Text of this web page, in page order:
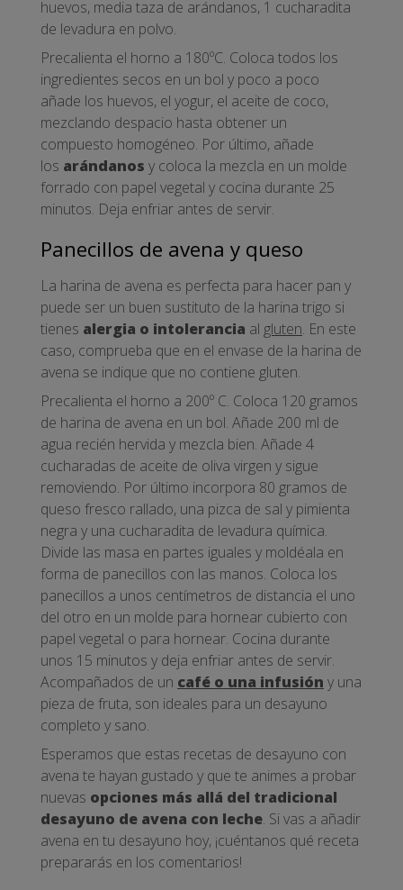
huevos, media taza de arándanos, 1 cucharadita
de levadura en polvo.
Precalienta el horno a 180ºC. Coloca todos los
ingredientes secos en un bol y poco a poco
añade los huevos, el yogur, el aceite de coco,
mezclando despacio hasta obtener un
compuesto homogéneo. Por último, añade
los arándanos y coloca la mezcla en un molde
forrado con papel vegetal y cocina durante 25
minutos. Deja enfriar antes de servir.
Panecillos de avena y queso
La harina de avena es perfecta para hacer pan y
puede ser un buen sustituto de la harina trigo si
tienes alergia o intolerancia al gluten. En este
caso, comprueba que en el envase de la harina de
avena se indique que no contiene gluten.
Precalienta el horno a 200º C. Coloca 120 gramos
de harina de avena en un bol. Añade 200 ml de
agua recién hervida y mezcla bien. Añade 4
cucharadas de aceite de oliva virgen y sigue
removiendo. Por último incorpora 80 gramos de
queso fresco rallado, una pizca de sal y pimienta
negra y una cucharadita de levadura química.
Divide las masa en partes iguales y moldéala en
forma de panecillos con las manos. Coloca los
panecillos a unos centímetros de distancia el uno
del otro en un molde para hornear cubierto con
papel vegetal o para hornear. Cocina durante
unos 15 minutos y deja enfriar antes de servir.
Acompañados de un café o una infusión y una
pieza de fruta, son ideales para un desayuno
completo y sano.
Esperamos que estas recetas de desayuno con
avena te hayan gustado y que te animes a probar
nuevas opciones más allá del tradicional
desayuno de avena con leche. Si vas a añadir
avena en tu desayuno hoy, ¡cuéntanos qué receta
prepararás en los comentarios!